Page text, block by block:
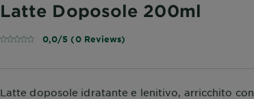
Latte Doposole 200ml
0,0/5 (0 Reviews)
Latte doposole idratante e lenitivo, arricchito con